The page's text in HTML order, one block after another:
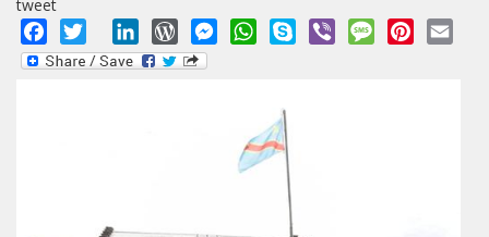
tweet
Facebook
Twitter LinkedInWordPressMessengerWhatsApp
Skype Viber MessagePinterest